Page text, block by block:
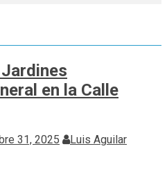
en la Calle
31, 2025 Luis Aguilar